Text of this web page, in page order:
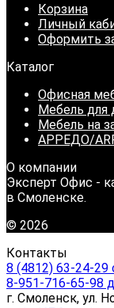
Корзина
Личный
Оформить
Каталог
Офисная
Мебель для
Мебель на
АРРЕДО/
О компании
Эксперт Офис -
в Смоленске.
© 2026
Контакты
8 (4812) 63-24-29
8-951-716-65-98
г. Смоленск, ул.